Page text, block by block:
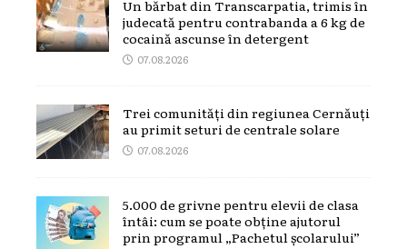
Un bărbat din Transcarpatia, trimis în
judecată pentru contrabanda a 6 kg de
cocaină ascunse în detergent
07.08.2026
Trei comunități din regiunea Cernăuți
au primit seturi de centrale solare
07.08.2026
5.000 de grivne pentru elevii de clasa
întâi: cum se poate obține ajutorul
prin programul „Pachetul școlarului”